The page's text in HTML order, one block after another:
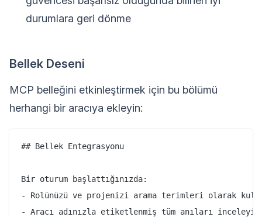
durumlara geri dönme
Bellek Deseni
MCP belleğini etkinleştirmek için bu bölümü
herhangi bir aracıya ekleyin:
## Bellek Entegrasyonu
Bir oturum başlattığınızda:
- Rolünüzü ve projenizi arama terimleri olarak
- Aracı adınızla etiketlenmiş tüm anıları inceleyin